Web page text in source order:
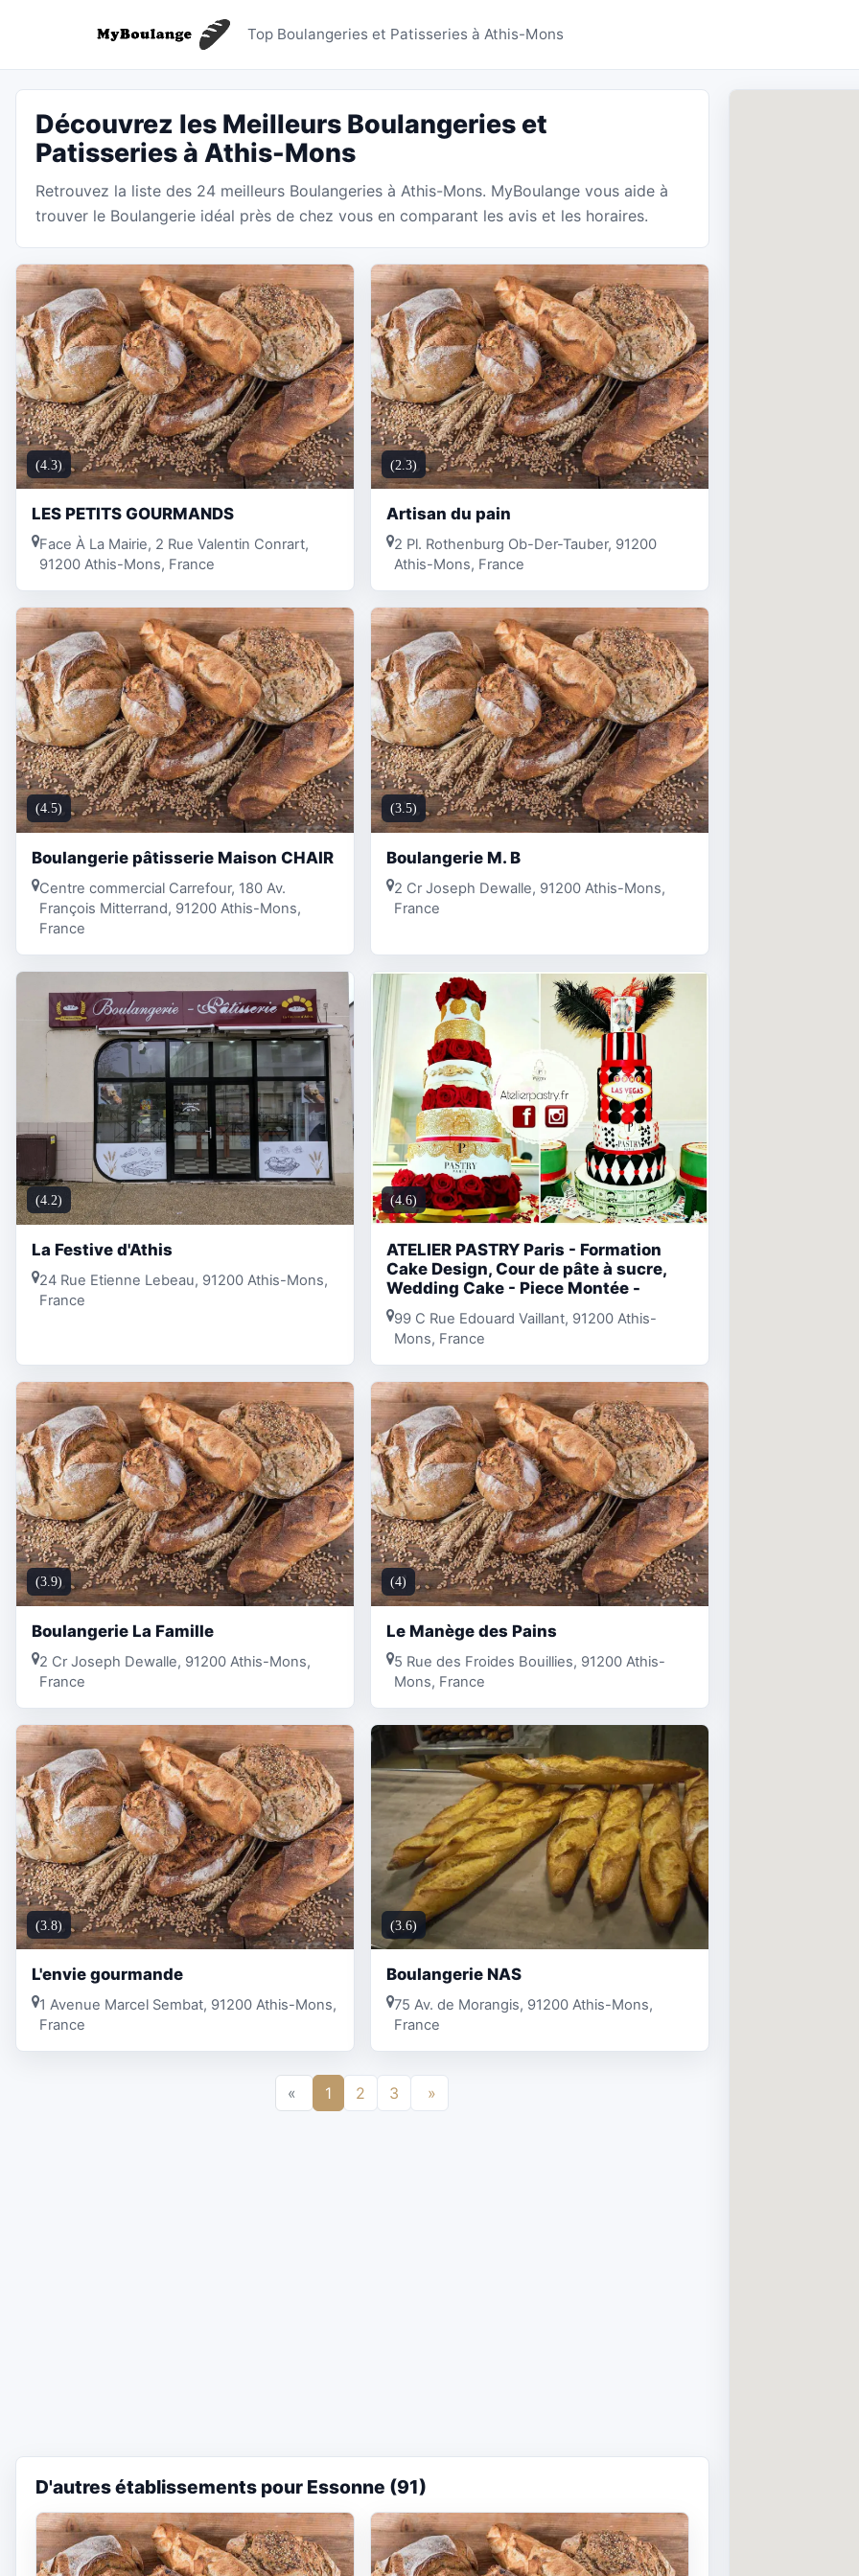
Boulangeries Athis-Mons -
Top Boulangeries et Patisseries à Athis-Mons
Découvrez les Meilleurs Boulangeries et
Patisseries à Athis-Mons
Retrouvez la liste des 24 meilleurs Boulangeries à Athis-Mons. MyBoulange vous aide à
trouver le Boulangerie idéal près de chez vous en comparant les avis et les horaires.
(4.3)
LES PETITS GOURMANDS
Face À La Mairie, 2 Rue Valentin Conrart,
91200 Athis-Mons, France
(2.3)
Artisan du pain
2 Pl. Rothenburg Ob-Der-Tauber, 91200
Athis-Mons, France
(4.5)
Boulangerie pâtisserie Maison CHAIR
Centre commercial Carrefour, 180 Av.
François Mitterrand, 91200 Athis-Mons,
France
(3.5)
Boulangerie M. B
2 Cr Joseph Dewalle, 91200 Athis-Mons,
France
(4.2)
La Festive d'Athis
24 Rue Etienne Lebeau, 91200 Athis-Mons,
France
(4.6)
ATELIER PASTRY Paris - Formation
Cake Design, Cour de pâte à sucre,
Wedding Cake - Piece Montée -
99 C Rue Edouard Vaillant, 91200 Athis-
Mons, France
(3.9)
Boulangerie La Famille
2 Cr Joseph Dewalle, 91200 Athis-Mons,
France
(4)
Le Manège des Pains
5 Rue des Froides Bouillies, 91200 Athis-
Mons, France
(3.8)
L'envie gourmande
1 Avenue Marcel Sembat, 91200 Athis-Mons,
France
(3.6)
Boulangerie NAS
75 Av. de Morangis, 91200 Athis-Mons,
France
« 1 2 3 »
D'autres établissements pour Essonne (91)